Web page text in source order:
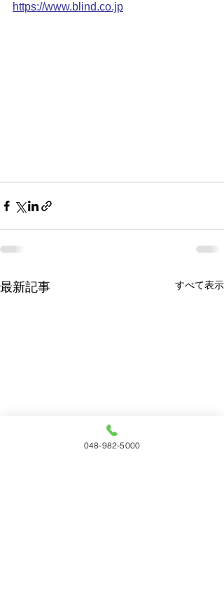
https://www.blind.co.jp
最新記事 すべて表示
048-982-5000